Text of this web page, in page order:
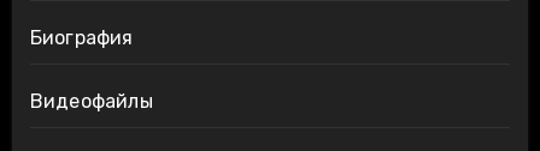
Биография
Видеофайлы